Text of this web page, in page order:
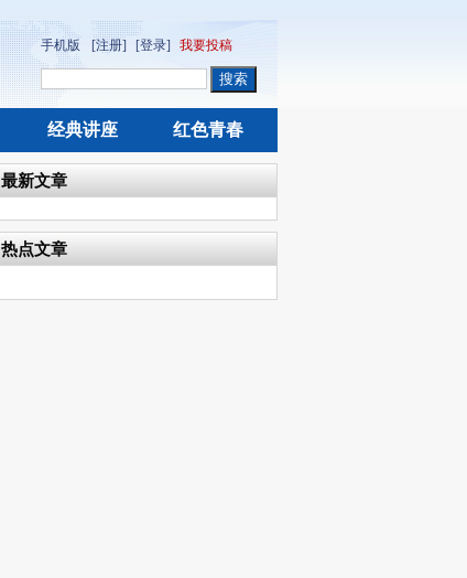
手机版 [注册] [登录] 我要投稿
经典讲座 红色青春
最新文章
热点文章